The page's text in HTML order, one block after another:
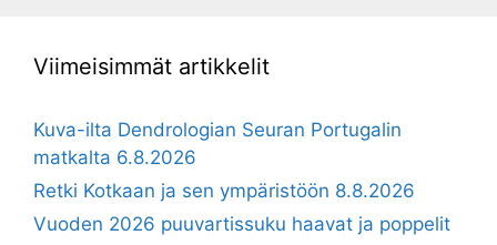
Viimeisimmät artikkelit
Kuva-ilta Dendrologian Seuran Portugalin
matkalta 6.8.2026
Retki Kotkaan ja sen ympäristöön 8.8.2026
Vuoden 2026 puuvartissuku haavat ja poppelit